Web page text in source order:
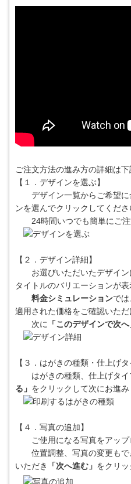
ご注文方法の進み方の詳細は下
【１．デザインを選ぶ】
デザイン一覧からご希望に
ンを選んでクリックしてくださ
24時間いつでも簡単にご注
【２．デザイン詳細】
お選びいただいたデザイン
タイトルのバリエーションが表
料金シミュレーションで
適用された価格をご確認いただ
次に 「このデザインで次へ
【３．はがきの種類・仕上げタ
はがきの種類、仕上げタイ
る」 をクリックして次にお進み
【４．写真の追加】
ご使用になる写真をアップ
位置調整、写真の変更もで
いただき
「次へ進む」 をクリッ